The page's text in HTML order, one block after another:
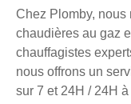
Chez Plomby, nous
chaudières au gaz
chauffagistes
nous offrons un
sur 7 et 24H / 24H à